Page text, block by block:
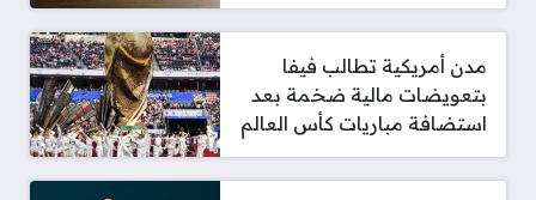
مدن أمريكية تطالب فيفا
بتعويضات مالية ضخمة بعد
استضافة مباريات كأس العالم